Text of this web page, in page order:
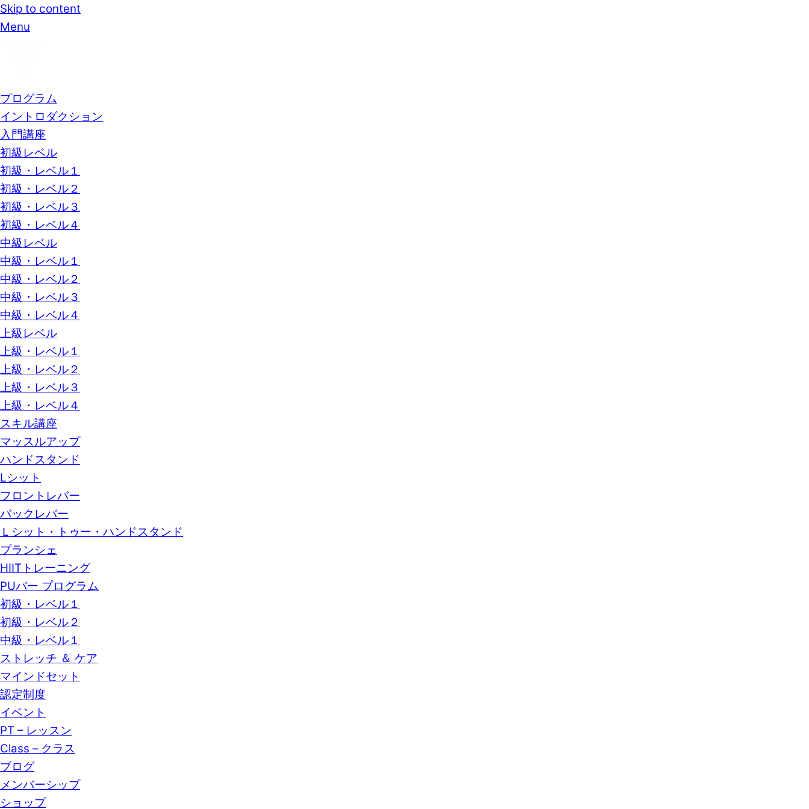
Skip to content
Menu
プログラム
イントロダクション
入門講座
初級レベル
初級・レベル１
初級・レベル２
初級・レベル３
初級・レベル４
中級レベル
中級・レベル１
中級・レベル２
中級・レベル３
中級・レベル４
上級レベル
上級・レベル１
上級・レベル２
上級・レベル３
上級・レベル４
スキル講座
マッスルアップ
ハンドスタンド
Lシット
フロントレバー
バックレバー
Ｌシット・トゥー・ハンドスタンド
プランシェ
HIITトレーニング
PUバー プログラム
初級・レベル１
初級・レベル２
中級・レベル１
ストレッチ ＆ ケア
マインドセット
認定制度
イベント
PT – レッスン
Class – クラス
ブログ
メンバーシップ
ショップ